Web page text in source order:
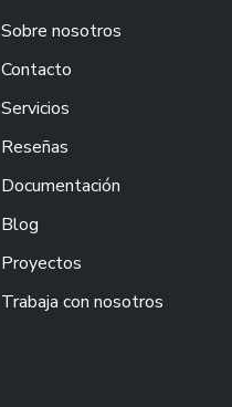
Sobre nosotros
Contacto
Servicios
Reseñas
Documentación
Blog
Proyectos
Trabaja con nosotros